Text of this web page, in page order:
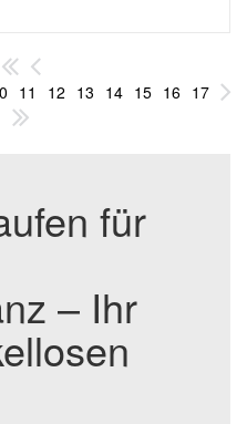
11 12 13 14 15 16 17
für
– Ihr